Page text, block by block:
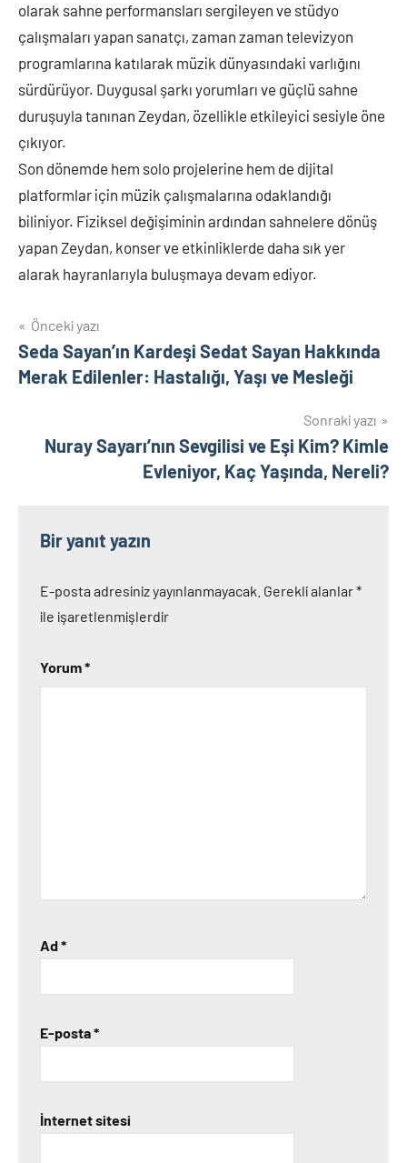
olarak sahne performansları sergileyen ve stüdyo
çalışmaları yapan sanatçı, zaman zaman televizyon
programlarına katılarak müzik dünyasındaki varlığını
sürdürüyor. Duygusal şarkı yorumları ve güçlü sahne
duruşuyla tanınan Zeydan, özellikle etkileyici sesiyle öne
çıkıyor.
Son dönemde hem solo projelerine hem de dijital
platformlar için müzik çalışmalarına odaklandığı
biliniyor. Fiziksel değişiminin ardından sahnelere dönüş
yapan Zeydan, konser ve etkinliklerde daha sık yer
alarak hayranlarıyla buluşmaya devam ediyor.
Yazı
gezinmesi
Önceki yazı
Seda Sayan’ın Kardeşi Sedat Sayan Hakkında
Merak Edilenler: Hastalığı, Yaşı ve Mesleği
Sonraki yazı
Nuray Sayarı’nın Sevgilisi ve Eşi Kim? Kimle
Evleniyor, Kaç Yaşında, Nereli?
Bir yanıt yazın
E-posta adresiniz yayınlanmayacak. Gerekli alanlar*
ile işaretlenmişlerdir
Yorum*
Ad*
E-posta*
İnternet sitesi